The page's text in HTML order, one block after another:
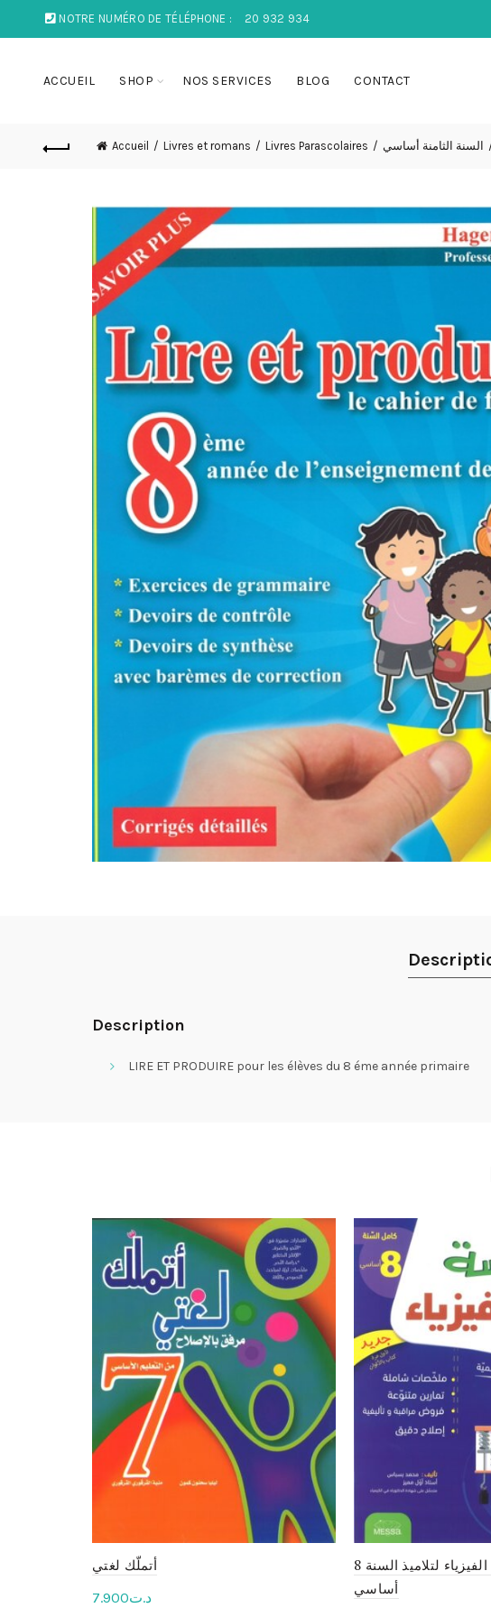
NOTRE NUMÉRO DE TÉLÉPHONE : 20 932 934
ACCUEIL SHOP NOS SERVICES BLOG CONTACT
Accueil Livres et romans Livres Parascolaires السنة الثامنة أساسي
Description
LIRE ET PRODUIRE pour les élèves du 8 éme année primaire
أتملّك لغتي
د.ت7.900
الماسة في الفيزياء لتلاميذ السنة 8
أساسي